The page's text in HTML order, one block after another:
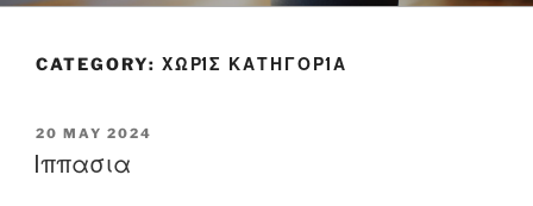
content
CATEGORY: ΧΩΡΊΣ ΚΑΤΗΓΟΡΊΑ
POSTED
ON
20 MAY 2024
Ιππασια